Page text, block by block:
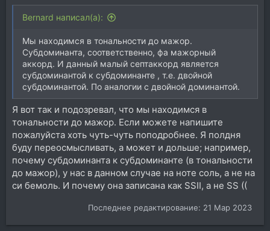
Bernard написал(а):
Мы находимся в тональности до мажор.
Субдоминанта, соответственно, фа мажорный
аккорд. И данный малый септаккорд является
субдоминантой к субдоминанте , т.е. двойной
субдоминантой. По аналогии с двойной доминантой.
Я вот так и подозревал, что мы находимся в
тональности до мажор. Если можете напишите
пожалуйста хоть чуть-чуть поподробнее. Я полдня
буду переосмысливать, а может и дольше; например,
почему субдоминанта к субдоминанте (в тональности
до мажор), у нас в данном случае на ноте соль, а не на
си бемоль. И почему она записана как SSII, а не SS ((
Последнее редактирование: 21 Мар 2023